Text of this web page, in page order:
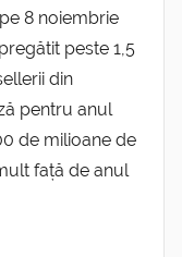
8 noiembrie
peste 1,5
din
pentru anul
de milioane de
față de anul